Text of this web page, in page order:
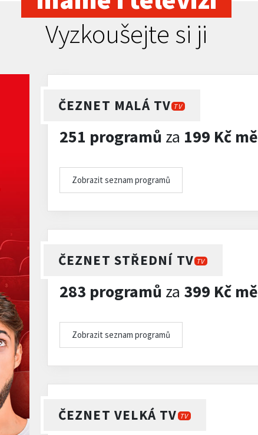
Vyzkoušejte si ji
ČEZNET MALÁ TV TV
251 programů za 199 Kč
Zobrazit seznam programů
ČEZNET STŘEDNÍ TV TV
283 programů za 399 Kč
Zobrazit seznam programů
ČEZNET VELKÁ TV TV